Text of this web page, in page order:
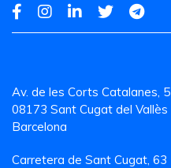
Av. de les Corts Catalanes, 5
08173 Sant Cugat del Vallès
Barcelona
Carretera de Sant Cugat, 63